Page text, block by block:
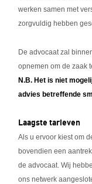
werken samen met
zorgvuldig hebben
De advocaat zal
opnemen om de zaak
N.B. Het is niet
advies betreffende
Laagste tarieven
Als u ervoor kiest om
bovendien een
de advocaat. Wij
ons netwerk